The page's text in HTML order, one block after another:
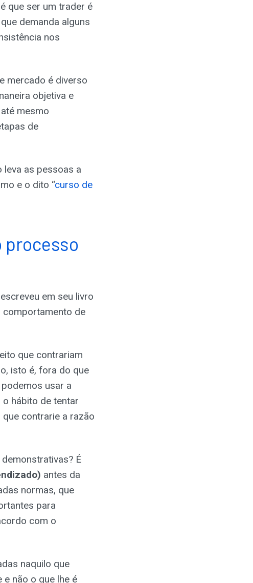
que ser um trader é
demanda alguns
nos
mercado é diverso
objetiva e
mesmo
de
as pessoas a
e o dito “curso de
processo
em seu livro
comportamento de
que contrariam
isto é, fora do que
usar a
o hábito de tentar
contrarie a razão
É
antes da
normas, que
para
com o
naquilo que
não o que lhe é